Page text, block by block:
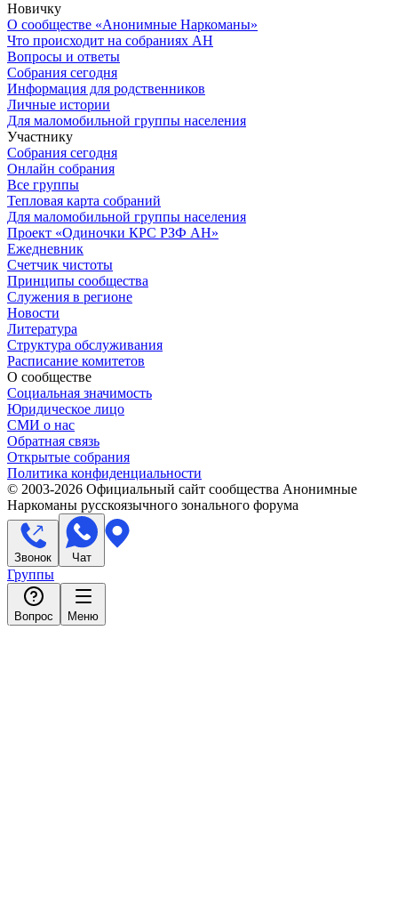
Новичку
О сообществе «Анонимные Наркоманы»
Что происходит на собраниях АН
Вопросы и ответы
Собрания сегодня
Информация для родственников
Личные истории
Для маломобильной группы населения
Участнику
Собрания сегодня
Онлайн собрания
Все группы
Тепловая карта собраний
Для маломобильной группы населения
Проект «Одиночки КРС РЗФ АН»
Ежедневник
Счетчик чистоты
Принципы сообщества
Служения в регионе
Новости
Литература
Структура обслуживания
Расписание комитетов
О сообществе
Социальная значимость
Юридическое лицо
СМИ о нас
Обратная связь
Открытые собрания
Политика конфиденциальности
© 2003-2026 Официальный сайт сообщества Анонимные
Наркоманы русскоязычного зонального форума
Звонок Чат
Группы
Вопрос Меню